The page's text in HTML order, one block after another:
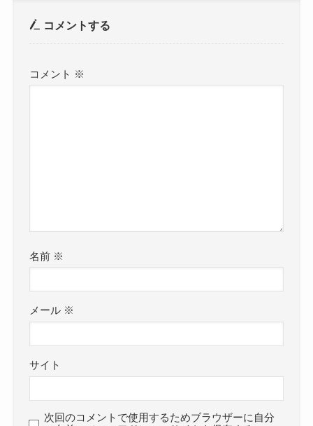
コメントする
コメント ※
名前 ※
メール ※
サイト
次回のコメントで使用するためブラウザーに自分